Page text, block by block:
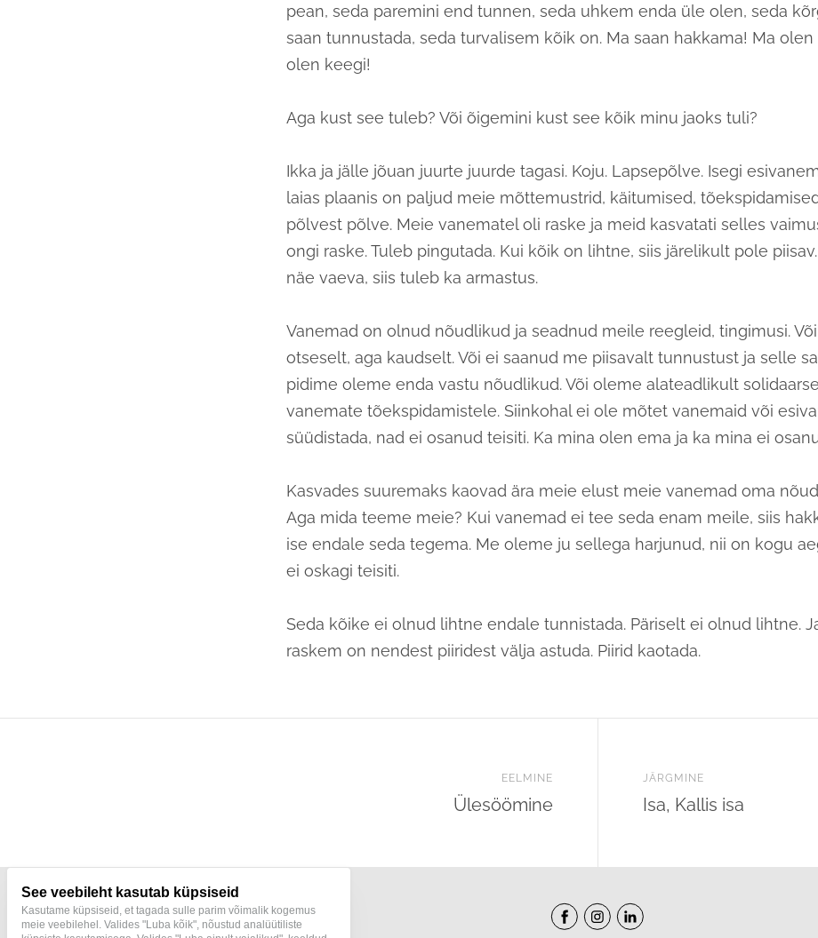
pean, seda paremini end tunnen, seda uhkem enda üle olen, seda
saan tunnustada, seda turvalisem kõik on. Ma saan hakkama! Ma
olen keegi!
Aga kust see tuleb? Või õigemini kust see kõik minu jaoks tuli?
Ikka ja jälle jõuan juurte juurde tagasi. Koju. Lapsepõlve. Isegi
laias plaanis on paljud meie mõttemustrid, käitumised,
põlvest põlve. Meie vanematel oli raske ja meid kasvatati selles
ongi raske. Tuleb pingutada. Kui kõik on lihtne, siis järelikult pole
näe vaeva, siis tuleb ka armastus.
Vanemad on olnud nõudlikud ja seadnud meile reegleid, tingimusi.
otseselt, aga kaudselt. Või ei saanud me piisavalt tunnustust ja selle
pidime oleme enda vastu nõudlikud. Või oleme alateadlikult
vanemate tõekspidamistele. Siinkohal ei ole mõtet vanemaid või
süüdistada, nad ei osanud teisiti. Ka mina olen ema ja ka mina ei
Kasvades suuremaks kaovad ära meie elust meie vanemad oma
Aga mida teeme meie? Kui vanemad ei tee seda enam meile, siis
ise endale seda tegema. Me oleme ju sellega harjunud, nii on kogu
ei oskagi teisiti.
Seda kõike ei olnud lihtne endale tunnistada. Päriselt ei olnud lihtne.
raskem on nendest piiridest välja astuda. Piirid kaotada.
EELMINE
Ülesöömine
JÄRGMINE
Isa, Kallis isa
See veebileht kasutab küpsiseid
Kasutame küpsiseid, et tagada sulle parim võimalik kogemus
meie veebilehel. Valides "Luba kõik", nõustud analüütiliste